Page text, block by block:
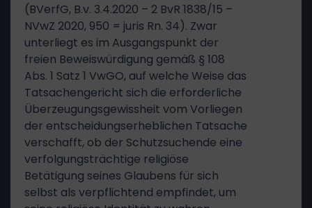
(BVerfG, B.v. 3.4.2020 – 2 BvR 1838/15 –
NVwZ 2020, 950 = juris Rn. 34). Zwar
unterliegt es im Ausgangspunkt der
freien Beweiswürdigung gemäß § 108
Abs. 1 Satz 1 VwGO, auf welche Weise das
Tatsachengericht sich die erforderliche
Überzeugungsgewissheit vom Vorliegen
der entscheidungserheblichen Tatsache
verschafft, ob der Schutzsuchende eine
verfolgungsträchtige religiöse
Betätigung seines Glaubens für sich
selbst als verpflichtend empfindet, um